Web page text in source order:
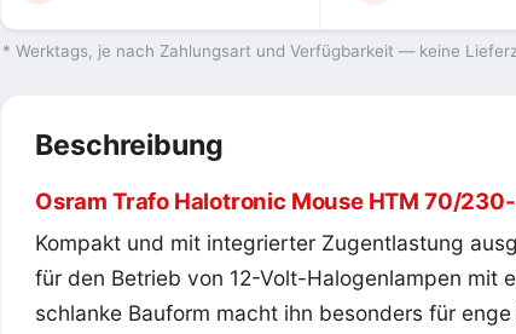
* Werktags, je nach Zahlungsart und Verfügbarkeit — keine
Beschreibung
Osram Trafo Halotronic Mouse HTM 70/
Kompakt und mit integrierter Zugentlastung
für den Betrieb von 12-Volt-Halogenlampen mit
schlanke Bauform macht ihn besonders für